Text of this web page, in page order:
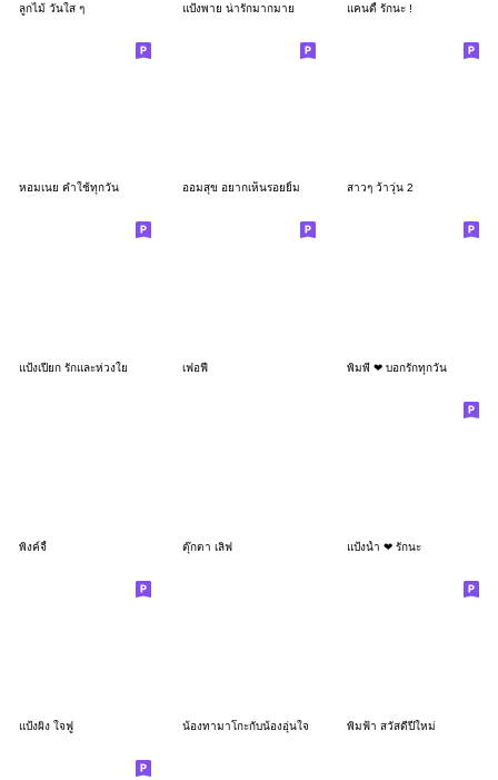
ลูกไม้ วันใส ๆ แป้งพาย น่ารักมากมาย แคนดี้ รักนะ !
หอมเนย คำใช้ทุกวัน ออมสุข อยากเห็นรอยยิ้ม สาวๆ ว้าวุ่น 2
แป้งเปียก รักและห่วงใย เฟอฟี่ พิมพี่ ❤ บอกรักทุกวัน
พิงค์จี้ ตุ๊กตา เลิฟ แป้งน้ำ ❤ รักนะ
แป้งผิง ใจฟู น้องทามาโกะกับน้องอุ่นใจ พิมฟ้า สวัสดีปีใหม่